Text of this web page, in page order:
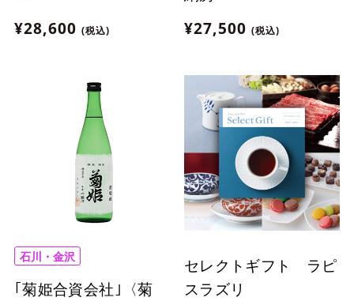
¥28,600 (税込)
¥27,500 (税込)
石川・金沢
｢菊姫合資会社｣〈菊
セレクトギフト ラピ
スラズリ